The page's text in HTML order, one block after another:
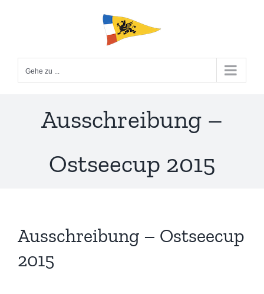
Gehe zu ...
Ausschreibung –
Ostseecup 2015
Ausschreibung – Ostseecup
2015